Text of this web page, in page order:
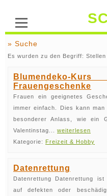
» Suche
Es wurden zu den Begriff: Stellen
Blumendeko-
Frauengeschenke
Frauen ein geeignetes
immer einfach. Dies kann
besonderer Anlass, wie ein
Valentinstag... weiterlesen
Kategorie: Freizeit & Hobby
Datenrettung
Datenrettung Datenrettung
auf defekten oder